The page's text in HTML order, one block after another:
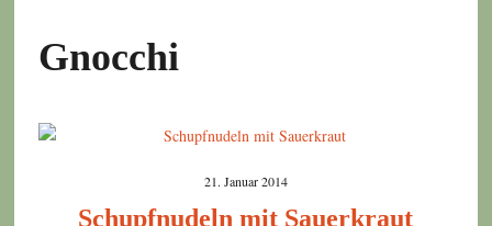
Gnocchi
21. Januar 2014
Schupfnudeln mit Sauerkraut